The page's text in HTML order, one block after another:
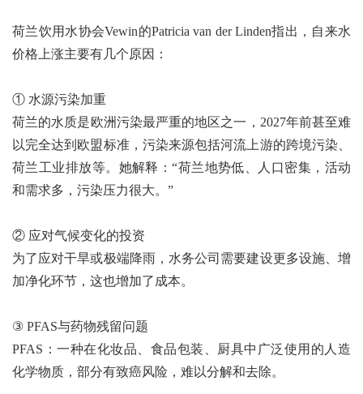
荷兰饮用水协会Vewin的Patricia van der Linden指出，自来水
价格上涨主要有几个原因：
① 水源污染加重
荷兰的水质是欧洲污染最严重的地区之一，2027年前甚至难
以完全达到欧盟标准，污染来源包括河流上游的跨境污染、
荷兰工业排放等。她解释：“荷兰地势低、人口密集，活动
和需求多，污染压力很大。”
② 应对气候变化的投资
为了应对干旱或极端降雨，水务公司需要建设更多设施、增
加净化环节，这也增加了成本。
③ PFAS与药物残留问题
PFAS：一种在化妆品、食品包装、厨具中广泛使用的人造
化学物质，部分有致癌风险，难以分解和去除。